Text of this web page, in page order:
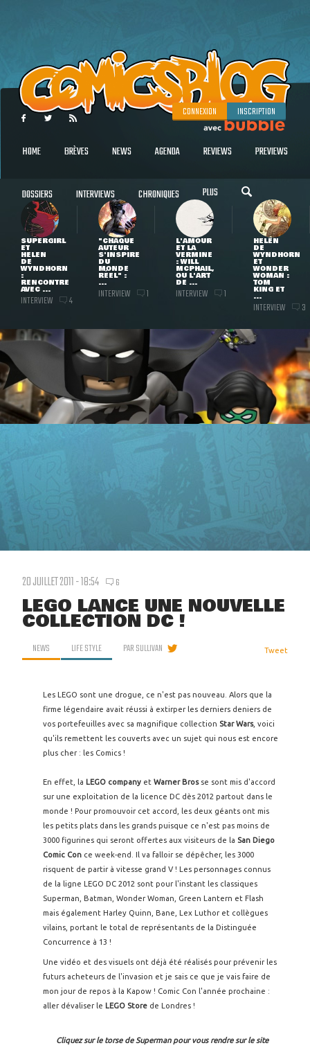
CONNEXION INSCRIPTION
HOME BRÈVES NEWS AGENDA REVIEWS PREVIEWS
DOSSIERS INTERVIEWS CHRONIQUES PLUS
SUPERGIRL
ET
HELEN
DE
WYNDHORN
:
RENCONTRE
AVEC ...
INTERVIEW 4
"CHAQUE
AUTEUR
S'INSPIRE
DU
MONDE
RÉEL" :
...
INTERVIEW 1
L'AMOUR
ET LA
VERMINE
: WILL
MCPHAIL,
OU L'ART
DE ...
INTERVIEW 1
HELEN
DE
WYNDHORN
ET
WONDER
WOMAN :
TOM
KING ET
...
INTERVIEW 3
20 JUILLET 2011 - 18:54 6
LEGO LANCE UNE NOUVELLE
COLLECTION DC !
NEWS LIFE STYLE PARSULLIVAN Tweet
Les LEGO sont une drogue, ce n'est pas nouveau. Alors que la
firme légendaire avait réussi à extirper les derniers deniers de
vos portefeuilles avec sa magnifique collection Star Wars, voici
qu'ils remettent les couverts avec un sujet qui nous est encore
plus cher : les Comics !
En effet, la LEGO company et Warner Brosse sont mis d'accord
sur une exploitation de la licence DC dès 2012 partout dans le
monde ! Pour promouvoir cet accord, les deux géants ont mis
les petits plats dans les grands puisque ce n'est pas moins de
3000 figurines qui seront offertes aux visiteurs de la San Diego
Comic Con ce week-end. Il va falloir se dépêcher, les 3000
risquent de partir à vitesse grand V ! Les personnages connus
de la ligne LEGO DC 2012 sont pour l'instant les classiques
Superman, Batman, Wonder Woman, Green Lantern et Flash
mais également Harley Quinn, Bane, Lex Luthor et collègues
vilains, portant le total de représentants de la Distinguée
Concurrence à 13 !
Une vidéo et des visuels ont déjà été réalisés pour prévenir les
futurs acheteurs de l'invasion et je sais ce que je vais faire de
mon jour de repos à la Kapow ! Comic Con l'année prochaine :
aller dévaliser le LEGO Store de Londres !
Cliquez sur le torse de Superman pour vous rendre sur le site